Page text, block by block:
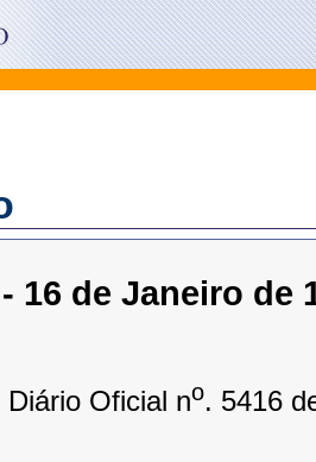
16 de Janeiro de
Oficial no. 5416